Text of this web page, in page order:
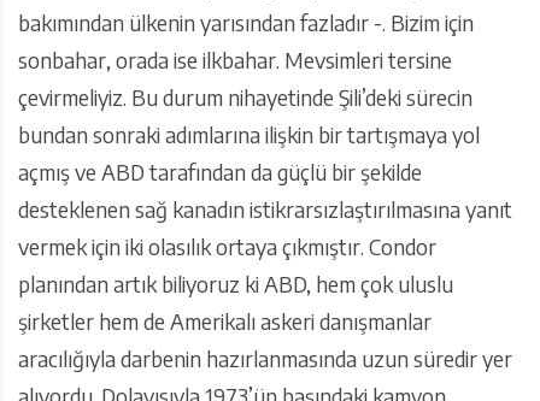
bakımından ülkenin yarısından fazladır -. Bizim için
sonbahar, orada ise ilkbahar. Mevsimleri tersine
çevirmeliyiz. Bu durum nihayetinde Şili’deki sürecin
bundan sonraki adımlarına ilişkin bir tartışmaya yol
açmış ve ABD tarafından da güçlü bir şekilde
desteklenen sağ kanadın istikrarsızlaştırılmasına yanıt
vermek için iki olasılık ortaya çıkmıştır. Condor
planından artık biliyoruz ki ABD, hem çok uluslu
şirketler hem de Amerikalı askeri danışmanlar
aracılığıyla darbenin hazırlanmasında uzun süredir yer